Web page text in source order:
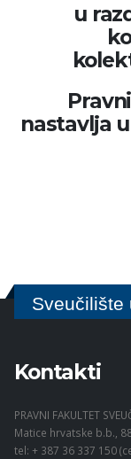
u
nastavlja
Sveučilište
Kontakti
PRAVNI FAKULTET
Matice hrvatske b.b.,
tel: + 387 36 337 150